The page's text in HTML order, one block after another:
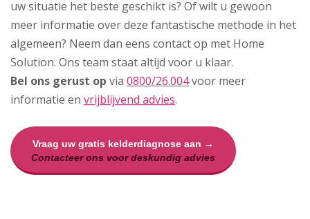
uw situatie het beste geschikt is? Of wilt u gewoon
meer informatie over deze fantastische methode in het
algemeen? Neem dan eens contact op met Home
Solution. Ons team staat altijd voor u klaar.
Bel ons gerust op via 0800/26.004voor meer
informatie en vrijblijvend advies.
Vraag uw gratis kelderdiagnose aan →
Contacteer ons voor deskundig advies